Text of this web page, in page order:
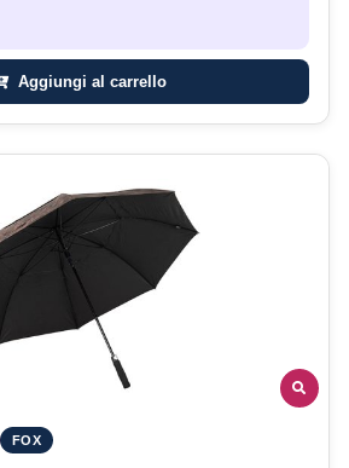
Aggiungi al carrello
FOX